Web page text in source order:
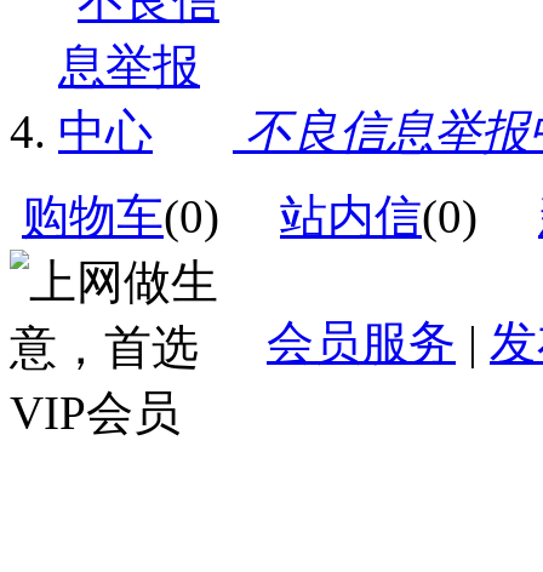
不良信息举报
购物车(0) 站内信(0)
会员服务 |